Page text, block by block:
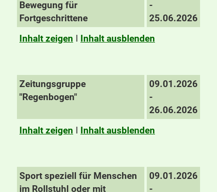
Bewegung für
Fortgeschrittene
-
25.06.2026
Inhalt zeigen I Inhalt ausblenden
Zeitungsgruppe
"Regenbogen"
09.01.2026
-
26.06.2026
Inhalt zeigen I Inhalt ausblenden
Sport speziell für Menschen
im Rollstuhl oder mit
09.01.2026
-